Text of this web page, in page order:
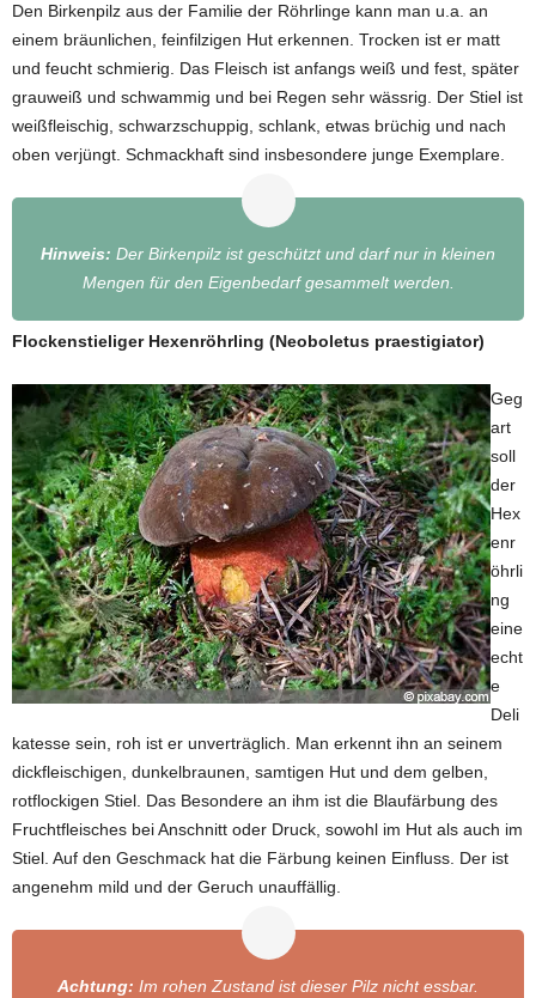
Den Birkenpilz aus der Familie der Röhrlinge kann man u.a. an
einem bräunlichen, feinfilzigen Hut erkennen. Trocken ist er matt
und feucht schmierig. Das Fleisch ist anfangs weiß und fest, später
grauweiß und schwammig und bei Regen sehr wässrig. Der Stiel ist
weißfleischig, schwarzschuppig, schlank, etwas brüchig und nach
oben verjüngt. Schmackhaft sind insbesondere junge Exemplare.
Hinweis: Der Birkenpilz ist geschützt und darf nur in kleinen
Mengen für den Eigenbedarf gesammelt werden.
Flockenstieliger Hexenröhrling (Neoboletus praestigiator)
Geg
art
soll
der
Hex
enr
öhrli
ng
eine
echt
e
Deli
katesse sein, roh ist er unverträglich. Man erkennt ihn an seinem
dickfleischigen, dunkelbraunen, samtigen Hut und dem gelben,
rotflockigen Stiel. Das Besondere an ihm ist die Blaufärbung des
Fruchtfleisches bei Anschnitt oder Druck, sowohl im Hut als auch im
Stiel. Auf den Geschmack hat die Färbung keinen Einfluss. Der ist
angenehm mild und der Geruch unauffällig.
Achtung: Im rohen Zustand ist dieser Pilz nicht essbar.